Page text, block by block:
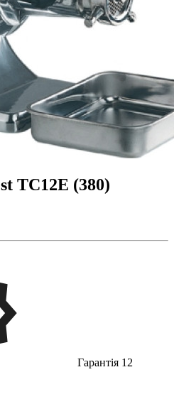
TC12E (380)
Гарантія 12